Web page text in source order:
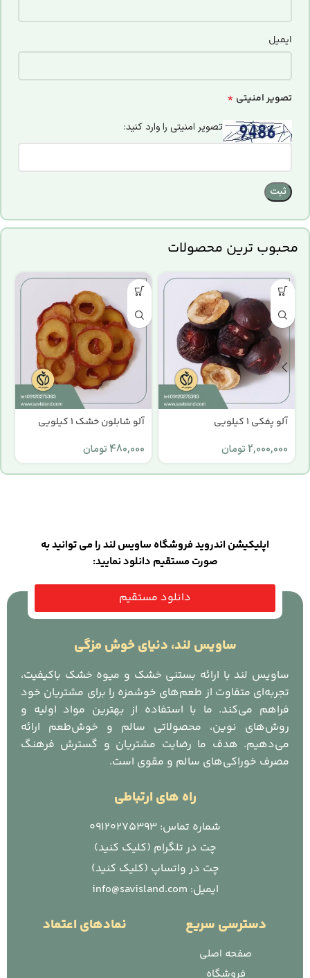
ایمیل
تصویر امنیتی *
تصویر امنیتی را وارد کنید:
محبوب ترین محصولات
آلو پفکی 1 کیلویی
2,000,000 تومان
آلو شابلون خشک 1 کیلویی
480,000 تومان
اپلیکیشن اندروید فروشگاه ساویس لند را می توانید به
صورت مستقیم دانلود نمایید:
دانلود مستقیم
ساویس لند، دنیای خوش مزگی
ساویس لند با ارائه بستنی خشک و میوه خشک باکیفیت،
تجربه‌ای متفاوت از طعم‌های خوشمزه را برای مشتریان خود
فراهم می‌کند. ما با استفاده از بهترین مواد اولیه و
روش‌های نوین، محصولاتی سالم و خوش‌طعم ارائه
می‌دهیم. هدف ما رضایت مشتریان و گسترش فرهنگ
مصرف خوراکی‌های سالم و مقوی است.
راه های ارتباطی
شماره تماس: 09120275393
چت در تلگرام (کلیک کنید)
چت در واتساپ (کلیک کنید)
ایمیل: info@savisland.com
دسترسی سریع
صفحه اصلی
فروشگاه
نمادهای اعتماد